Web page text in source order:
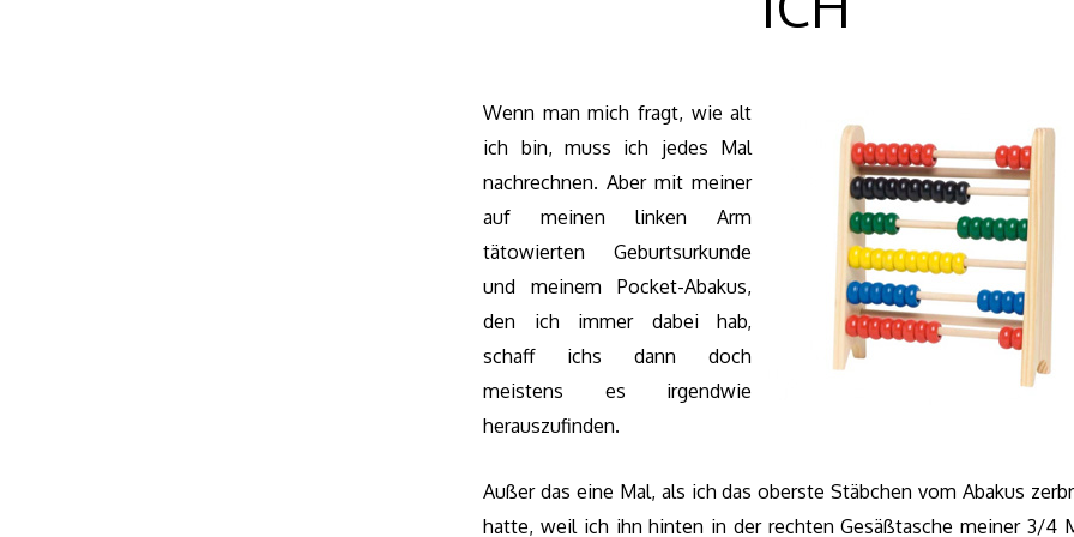
Wenn man mich fragt, wie alt
ich bin, muss ich jedes Mal
nachrechnen. Aber mit meiner
auf meinen linken Arm
tätowierten Geburtsurkunde
und meinem Pocket-Abakus,
den ich immer dabei hab,
schaff ichs dann doch
meistens es irgendwie
herauszufinden.
Außer das eine Mal, als ich das oberste Stäbchen vom Abakus
hatte, weil ich ihn hinten in der rechten Gesäßtasche meiner 3/4